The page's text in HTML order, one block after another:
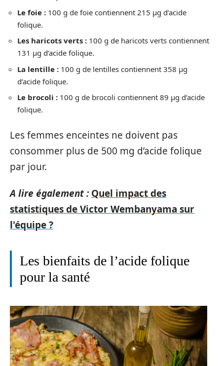
Le foie : 100 g de foie contiennent 215 µg d’acide
folique.
Les haricots verts : 100 g de haricots verts contiennent
131 µg d’acide folique.
La lentille : 100 g de lentilles contiennent 358 µg
d’acide folique.
Le brocoli : 100 g de brocoli contiennent 89 µg d’acide
folique.
Les femmes enceintes ne doivent pas
consommer plus de 500 mg d’acide folique
par jour.
A lire également : Quel impact des
statistiques de Victor Wembanyama sur
l'équipe ?
Les bienfaits de l’acide folique
pour la santé